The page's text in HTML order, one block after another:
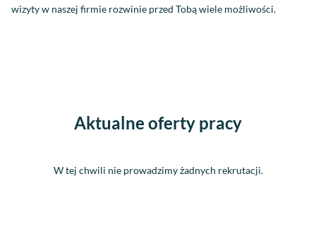
wizyty w naszej firmie rozwinie przed Tobą wiele możliwości.
Aktualne oferty pracy
W tej chwili nie prowadzimy żadnych rekrutacji.